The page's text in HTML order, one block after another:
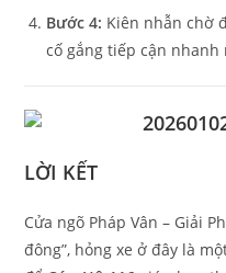
Bước 4: Kiên nhẫn chờ
cố gắng tiếp cận nhanh
LỜI KẾT
Cửa ngõ Pháp Vân – Giải
đông”, hỏng xe ở đây là